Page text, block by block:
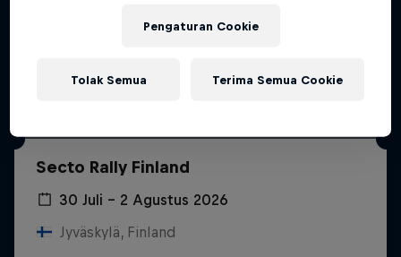
Secto Rally Finland
30 Juli – 2 Agustus 2026
Jyväskylä, Finland
Pengaturan Cookie
Tolak Semua Terima Semua Cookie